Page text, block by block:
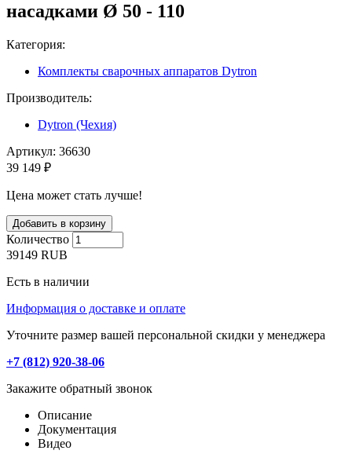
насадками Ø 50 - 110
Категория:
Комплекты сварочных аппаратов Dytron
Производитель:
Dytron (Чехия)
Артикул: 36630
39 149 ₽
Цена может стать лучше!
Количество
39149 RUB
Есть в наличии
Информация о доставке и оплате
Уточните размер вашей персональной скидки у менеджера
+7 (812) 920-38-06
Закажите обратный звонок
Описание
Документация
Видео